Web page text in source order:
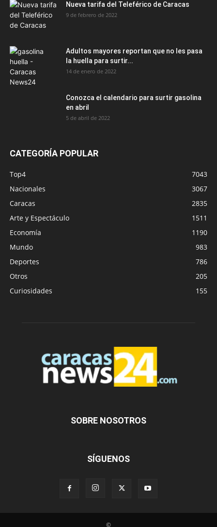
Nueva tarifa del Teleférico de Caracas
9 de febrero de 2022
Adultos mayores reportan que no les pasa
la huella para surtir...
14 de enero de 2022
Conozca el calendario para surtir gasolina
en abril
5 de abril de 2022
CATEGORÍA POPULAR
Top4
7043
Nacionales
3067
Caracas
2835
Arte y Espectáculo
1511
Economía
1190
Mundo
983
Deportes
786
Otros
205
Curiosidades
155
SOBRE NOSOTROS
SÍGUENOS
©